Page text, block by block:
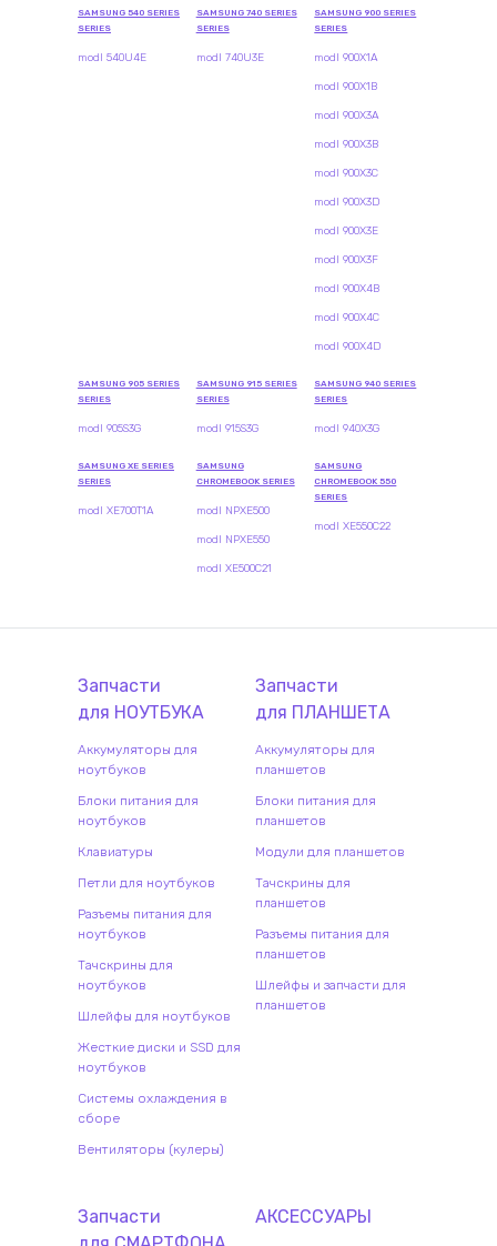
SAMSUNG 540 SERIES
SERIES
modl 540U4E
SAMSUNG 740 SERIES
SERIES
modl 740U3E
SAMSUNG 900 SERIES
SERIES
modl 900X1A
modl 900X1B
modl 900X3A
modl 900X3B
modl 900X3C
modl 900X3D
modl 900X3E
modl 900X3F
modl 900X4B
modl 900X4C
modl 900X4D
SAMSUNG 905 SERIES
SERIES
modl 905S3G
SAMSUNG 915 SERIES
SERIES
modl 915S3G
SAMSUNG 940 SERIES
SERIES
modl 940X3G
SAMSUNG XE SERIES
SERIES
modl XE700T1A
SAMSUNG
CHROMEBOOK SERIES
modl NPXE500
modl NPXE550
modl XE500C21
SAMSUNG
CHROMEBOOK 550
SERIES
modl XE550C22
Запчасти
для НОУТБУКА
Аккумуляторы для
ноутбуков
Блоки питания для
ноутбуков
Клавиатуры
Петли для ноутбуков
Разъемы питания для
ноутбуков
Тачскрины для
ноутбуков
Шлейфы для ноутбуков
Жесткие диски и SSD для
ноутбуков
Системы охлаждения в
сборе
Вентиляторы (кулеры)
Запчасти
для ПЛАНШЕТА
Аккумуляторы для
планшетов
Блоки питания для
планшетов
Модули для планшетов
Тачскрины для
планшетов
Разъемы питания для
планшетов
Шлейфы и запчасти для
планшетов
Запчасти
АКСЕССУАРЫ